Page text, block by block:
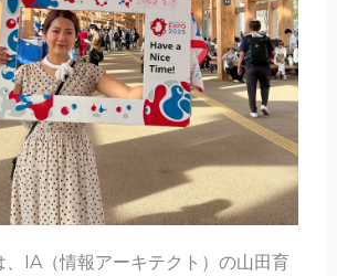
、IA（情報アーキテクト）の山田育